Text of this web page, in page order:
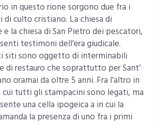
in questo rione sorgono due fra i
culto cristiano. La chiesa di
e la chiesa di San Pietro dei pescatori,
testimoni dell’era giudicale.
siti sono oggetto di interminabili
di restauro che soprattutto per Sant’
oramai da oltre 5 anni. Fra l’altro in
cui tutti gli stampacini sono legati, ma
una cella ipogeica a in cui la
la presenza di uno fra i primi